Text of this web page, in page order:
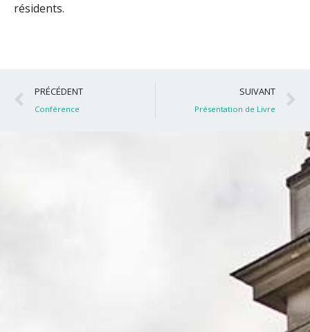
résidents.
Précédent
PRÉCÉDENT
Conférence
SUIVANT
Présentation de Livre